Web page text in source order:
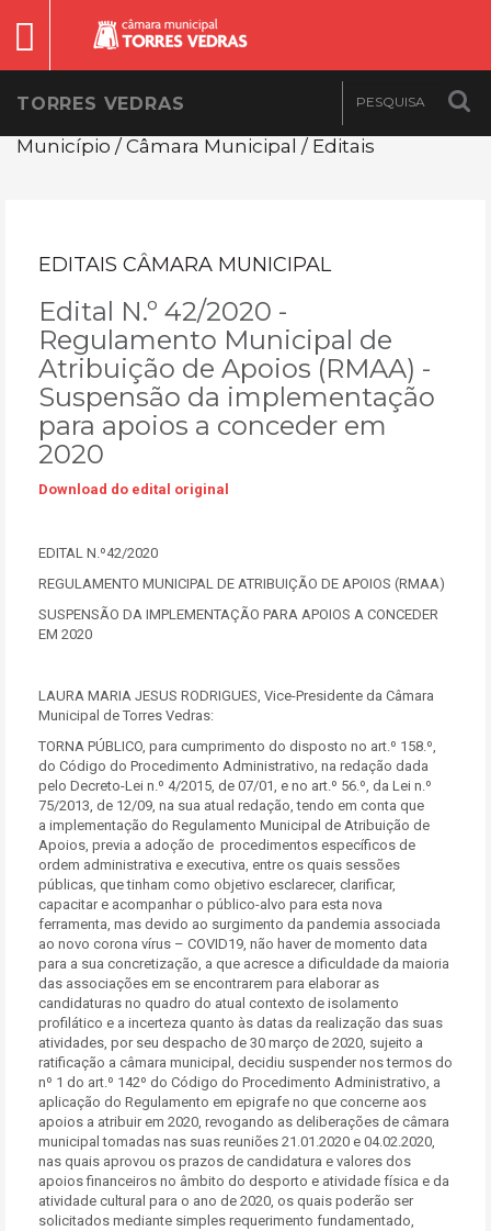
TORRES VEDRAS
Município / Câmara Municipal / Editais
EDITAIS CÂMARA MUNICIPAL
Edital N.º 42/2020 -
Regulamento Municipal de
Atribuição de Apoios (RMAA) -
Suspensão da implementação
para apoios a conceder em
2020
Download do edital original
EDITAL N.º42/2020
REGULAMENTO MUNICIPAL DE ATRIBUIÇÃO DE APOIOS (RMAA)
SUSPENSÃO DA IMPLEMENTAÇÃO PARA APOIOS A CONCEDER
EM 2020
LAURA MARIA JESUS RODRIGUES, Vice-Presidente da Câmara
Municipal de Torres Vedras:
TORNA PÚBLICO, para cumprimento do disposto no art.º 158.º,
do Código do Procedimento Administrativo, na redação dada
pelo Decreto-Lei n.º 4/2015, de 07/01, e no art.º 56.º, da Lei n.º
75/2013, de 12/09, na sua atual redação, tendo em conta que
a implementação do Regulamento Municipal de Atribuição de
Apoios, previa a adoção de procedimentos específicos de
ordem administrativa e executiva, entre os quais sessões
públicas, que tinham como objetivo esclarecer, clarificar,
capacitar e acompanhar o público-alvo para esta nova
ferramenta, mas devido ao surgimento da pandemia associada
ao novo corona vírus – COVID19, não haver de momento data
para a sua concretização, a que acresce a dificuldade da maioria
das associações em se encontrarem para elaborar as
candidaturas no quadro do atual contexto de isolamento
profilático e a incerteza quanto às datas da realização das suas
atividades, por seu despacho de 30 março de 2020, sujeito a
ratificação a câmara municipal, decidiu suspender nos termos do
nº 1 do art.º 142º do Código do Procedimento Administrativo, a
aplicação do Regulamento em epigrafe no que concerne aos
apoios a atribuir em 2020, revogando as deliberações de câmara
municipal tomadas nas suas reuniões 21.01.2020 e 04.02.2020,
nas quais aprovou os prazos de candidatura e valores dos
apoios financeiros no âmbito do desporto e atividade física e da
atividade cultural para o ano de 2020, os quais poderão ser
solicitados mediante simples requerimento fundamentado,